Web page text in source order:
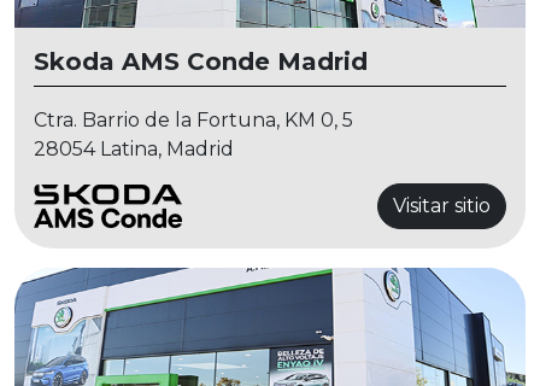
Skoda AMS Conde Madrid
Ctra. Barrio de la Fortuna, KM 0, 5
28054 Latina, Madrid
Visitar sitio